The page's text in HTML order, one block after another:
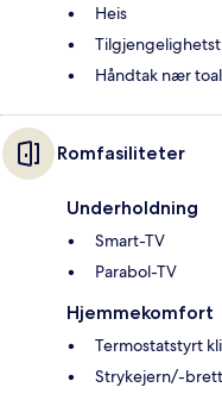
Heis
Håndtak nær
Romfasiliteter
Underholdning
Smart-TV
Parabol-TV
Hjemmekomfort
Termostatstyrt
Strykejern/-